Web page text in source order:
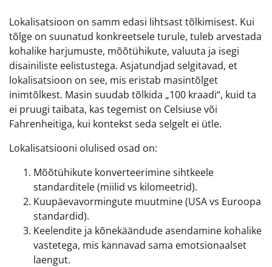
Lokalisatsioon on samm edasi lihtsast tõlkimisest. Kui
tõlge on suunatud konkreetsele turule, tuleb arvestada
kohalike harjumuste, mõõtühikute, valuuta ja isegi
disainiliste eelistustega. Asjatundjad selgitavad, et
lokalisatsioon on see, mis eristab masintõlget
inimtõlkest. Masin suudab tõlkida „100 kraadi“, kuid ta
ei pruugi taibata, kas tegemist on Celsiuse või
Fahrenheitiga, kui kontekst seda selgelt ei ütle.
Lokalisatsiooni olulised osad on:
Mõõtühikute konverteerimine sihtkeele
standarditele (miilid vs kilomeetrid).
Kuupäevavormingute muutmine (USA vs Euroopa
standardid).
Keelendite ja kõnekäändude asendamine kohalike
vastetega, mis kannavad sama emotsionaalset
laengut.